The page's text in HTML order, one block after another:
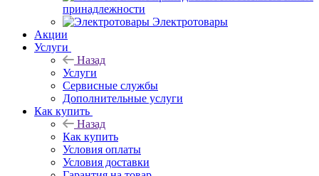
принадлежности
Электротовары
Акции
Услуги
Назад
Услуги
Сервисные службы
Дополнительные услуги
Как купить
Назад
Как купить
Условия оплаты
Условия доставки